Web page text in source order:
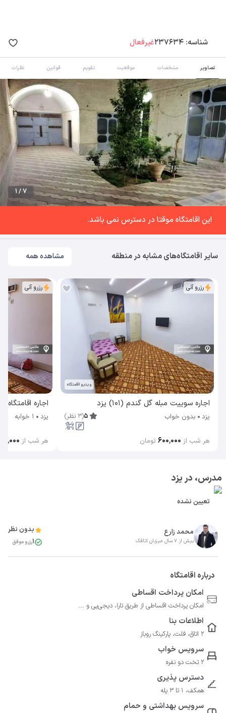
شناسه: 237634غیرفعال
تصاویر مشخصات موقعیت تقویم قوانین نظرات
1 / 7
این اقامتگاه موقتا در دسترس نمی باشد.
سایر اقامتگاه‌های مشابه در منطقه مشاهده همه
رزرو آنی
ویدیو اقامتگاه
اجاره سوییت مبله گل گندم (101) یزد
یزد بدون خواب 5
(
3 نظر)
هر شب از ۶۰۰٬۰۰۰ تومان
رزرو آنی
اجاره
یزد 1 خوابه
هر شب از
مدرس، در یزد
تعیین نشده
محمد زارع
بیش از 7 سال میزبان اتاقک
بدون نظر
1رزرو موفق
درباره اقامتگاه
امکان پرداخت اقساطی
امکان پرداخت اقساطی از طریق تارا، دیجی‌پی و ...
اطلاعات بنا
2 اتاق، فلت، پارکینگ روباز
سرویس خواب
2 تخت دو نفره
دسترس پذیری
همکف، 1 تا 3 پله
سرویس بهداشتی و حمام